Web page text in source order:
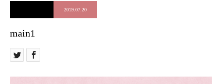
2019.07.20
main1